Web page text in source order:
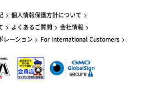
個人情報保護方針について
よくあるご質問
会社情報
レーション
For International Customers